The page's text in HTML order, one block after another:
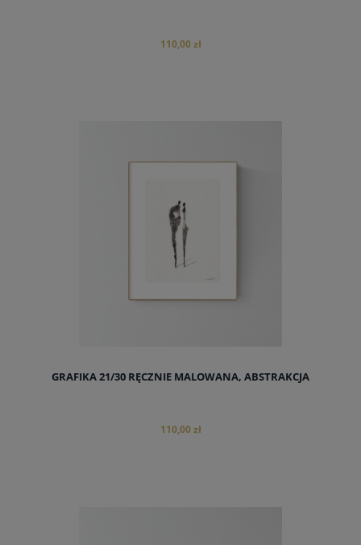
110,00 zł
GRAFIKA 21/30 RĘCZNIE MALOWANA, ABSTRAKCJA
110,00 zł